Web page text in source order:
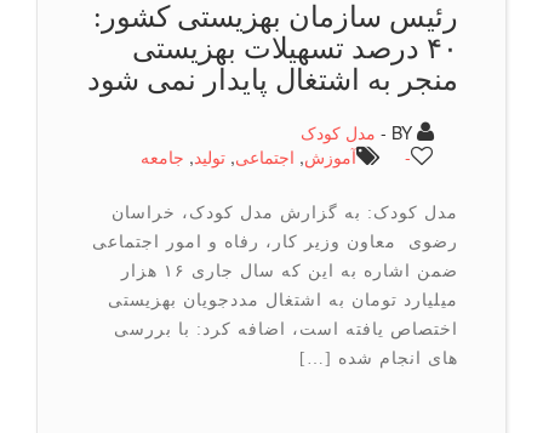
رئیس سازمان بهزیستی كشور:
۴۰ درصد تسهیلات بهزیستی
منجر به اشتغال پایدار نمی شود
مدل کودک
آموزش,اجتماعی ,تولید,جامعه
مدل کودک: به گزارش مدل کودک، خراسان
رضوی معاون وزیر کار، رفاه و امور اجتماعی
ضمن اشاره به این که سال جاری ۱۶ هزار
میلیارد تومان به اشتغال مددجویان بهزیستی
اختصاص یافته است، اضافه کرد: با بررسی
های انجام شده […]